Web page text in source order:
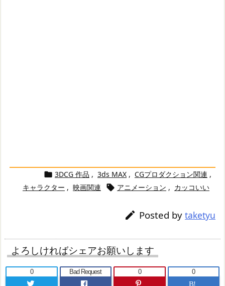
 3DCG 作品 , 3ds MAX , CGプロダクション関連 ,
キャラクター , 映画関連  アニメーション , カッコいい
 Posted by taketyu
よろしければシェアお願いします
0 Bad Request
0
B!
0